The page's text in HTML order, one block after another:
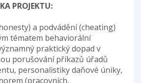
PROJEKTU:
a podvádění (cheating)
tématem behaviorální
praktický dopad v
porušování příkazů úřadů
personalistiky daňové úniky,
(pracovních,